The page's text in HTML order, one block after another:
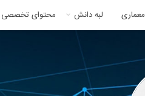
معماری لبه دانش محتوای تخصصی